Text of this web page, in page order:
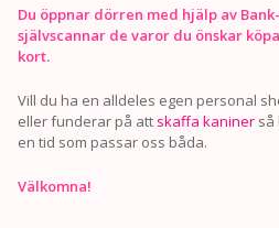
Du öppnar dörren med hjälp av
självscannar de varor du önskar
kort.
Vill du ha en alldeles egen personal
eller funderar på att skaffa kaniner så
en tid som passar oss båda.
Välkomna!